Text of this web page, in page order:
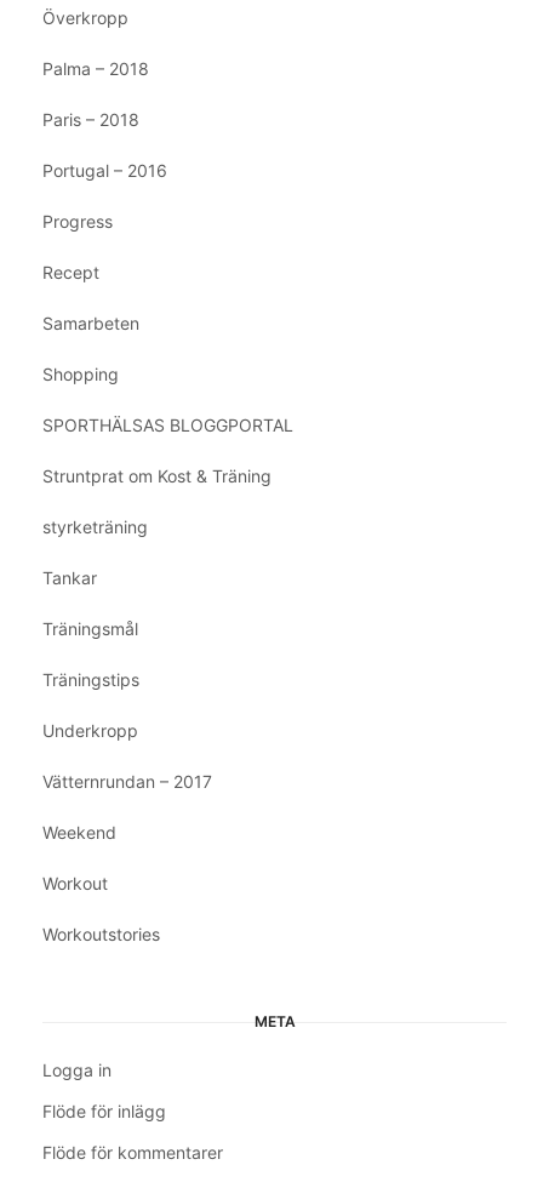
Överkropp
Palma – 2018
Paris – 2018
Portugal – 2016
Progress
Recept
Samarbeten
Shopping
SPORTHÄLSAS BLOGGPORTAL
Struntprat om Kost & Träning
styrketräning
Tankar
Träningsmål
Träningstips
Underkropp
Vätternrundan – 2017
Weekend
Workout
Workoutstories
META
Logga in
Flöde för inlägg
Flöde för kommentarer